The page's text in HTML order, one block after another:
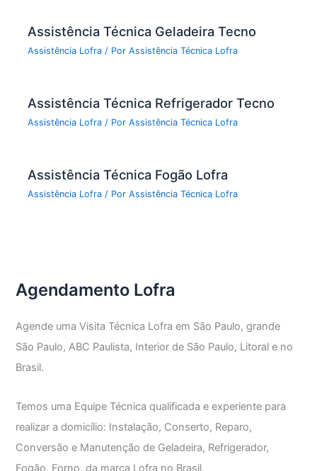
Assistência Técnica Geladeira Tecno
Assistência Lofra / PorAssistência Técnica Lofra
Assistência Técnica Refrigerador Tecno
Assistência Lofra / PorAssistência Técnica Lofra
Assistência Técnica Fogão Lofra
Assistência Lofra / PorAssistência Técnica Lofra
Agendamento Lofra
Agende uma Visita Técnica Lofra em São Paulo, grande
São Paulo, ABC Paulista, Interior de São Paulo, Litoral e no
Brasil.
Temos uma Equipe Técnica qualificada e experiente para
realizar a domicílio: Instalação, Conserto, Reparo,
Conversão e Manutenção de Geladeira, Refrigerador,
Fogão, Forno, da marca Lofra no Brasil.